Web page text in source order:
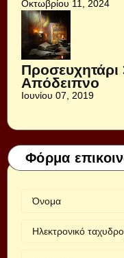
Οκτωβρίου 11, 2024
Απόδειπνο
Ιουνίου 07, 2019
Φόρμα